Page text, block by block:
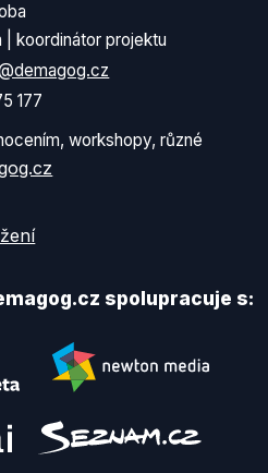
| koordinátor projektu
177
workshopy, různé
spolupracuje s: